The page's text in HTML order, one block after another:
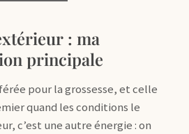
: ma
principale
pour la grossesse, et celle
quand les conditions le
c’est une autre énergie : on